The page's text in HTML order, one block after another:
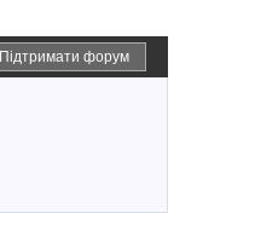
Підтримати форум